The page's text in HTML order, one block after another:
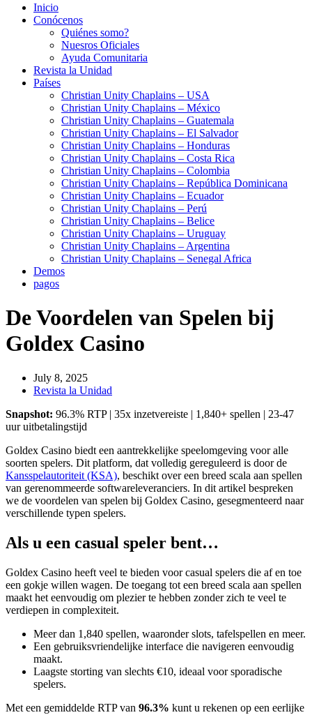
Inicio
Conócenos
Quiénes somo?
Nuesros Oficiales
Ayuda Comunitaria
Revista la Unidad
Países
Christian Unity Chaplains – USA
Christian Unity Chaplains – México
Christian Unity Chaplains – Guatemala
Christian Unity Chaplains – El Salvador
Christian Unity Chaplains – Honduras
Christian Unity Chaplains – Costa Rica
Christian Unity Chaplains – Colombia
Christian Unity Chaplains – República Dominicana
Christian Unity Chaplains – Ecuador
Christian Unity Chaplains – Perú
Christian Unity Chaplains – Belice
Christian Unity Chaplains – Uruguay
Christian Unity Chaplains – Argentina
Christian Unity Chaplains – Senegal Africa
Demos
pagos
De Voordelen van Spelen bij
Goldex Casino
July 8, 2025
Revista la Unidad
Snapshot: 96.3% RTP | 35x inzetvereiste | 1,840+ spellen | 23-47
uur uitbetalingstijd
Goldex Casino biedt een aantrekkelijke speelomgeving voor alle
soorten spelers. Dit platform, dat volledig gereguleerd is door de
Kansspelautoriteit (KSA), beschikt over een breed scala aan spellen
van gerenommeerde softwareleveranciers. In dit artikel bespreken
we de voordelen van spelen bij Goldex Casino, gesegmenteerd naar
verschillende typen spelers.
Als u een casual speler bent…
Goldex Casino heeft veel te bieden voor casual spelers die af en toe
een gokje willen wagen. De toegang tot een breed scala aan spellen
maakt het eenvoudig om plezier te hebben zonder zich te veel te
verdiepen in complexiteit.
Meer dan 1,840 spellen, waaronder slots, tafelspellen en meer.
Een gebruiksvriendelijke interface die navigeren eenvoudig
maakt.
Laagste storting van slechts €10, ideaal voor sporadische
spelers.
Met een gemiddelde RTP van 96.3% kunt u rekenen op een eerlijke